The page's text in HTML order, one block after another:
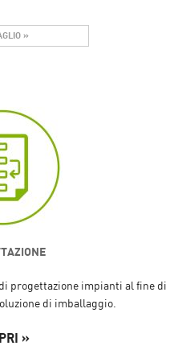
»
progettazione impianti al fine di
di imballaggio.
»